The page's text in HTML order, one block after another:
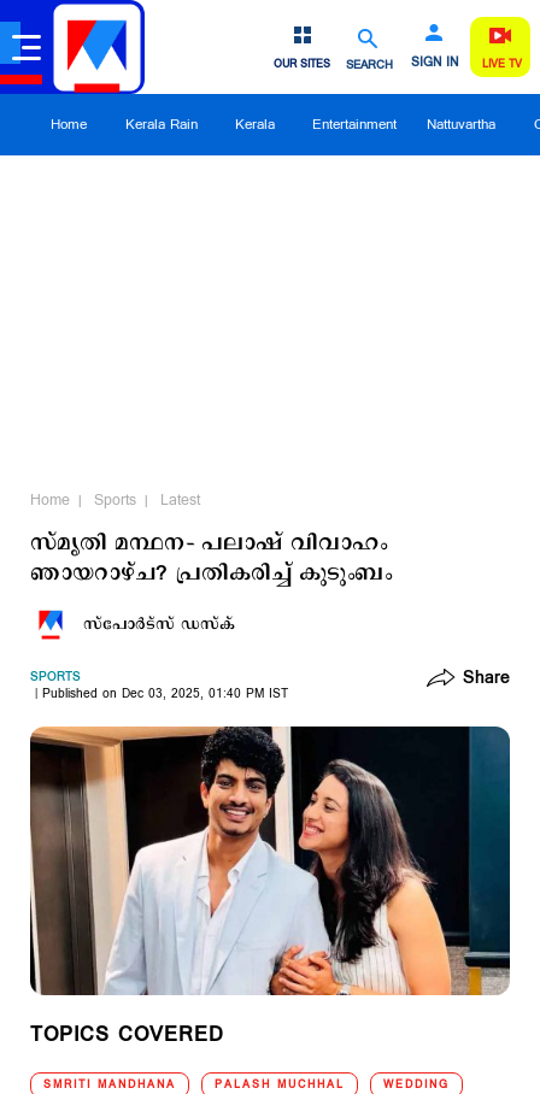
SEARCH SIGN IN
OUR SITES LIVE TV
Home Kerala Rain Kerala Entertainment Nattuvartha
Home Sports Latest
സ്മൃതി മന്ഥന– പലാഷ് വിവാഹം
ഞായറാഴ്ച? പ്രതികരിച്ച് കുടുംബം
സ്പോര്‍ട്സ് ഡസ്ക്
SPORTS
Published on Dec 03, 2025, 01:40 PM IST
Share
TOPICS COVERED
SMRITI MANDHANA PALASH MUCHHAL WEDDING